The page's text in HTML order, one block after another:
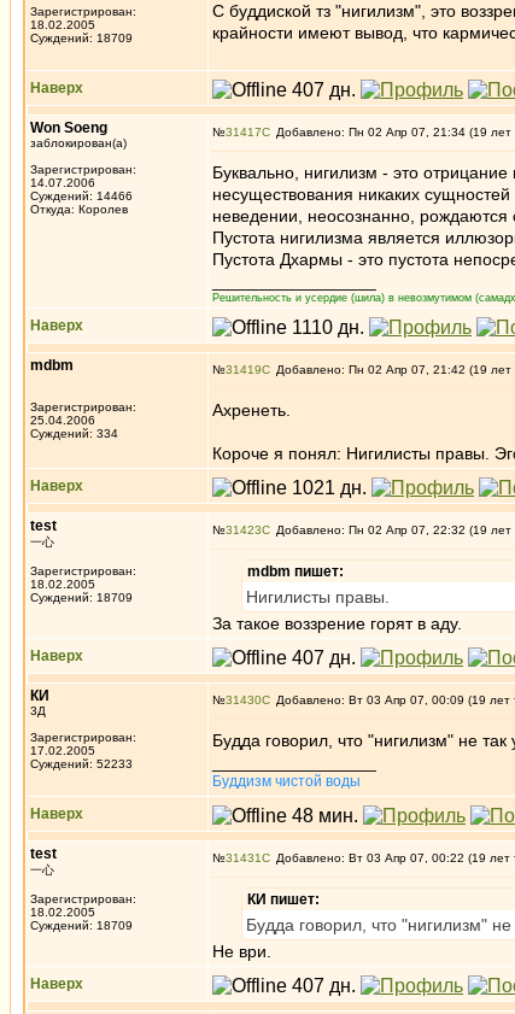
Зарегистрирован:
18.02.2005
Суждений: 18709
С буддиской тз "нигилизм", это
крайности имеют вывод, что
Наверх
Won Soeng
заблокирован(а)
Зарегистрирован:
14.07.2006
Суждений: 14466
Откуда: Королев
№31417 Добавлено: Пн 02 Апр 07, 21:34 (19 лет
Буквально, нигилизм - это
несуществования никаких
неведении, неосознанно,
Пустота нигилизма является
Пустота Дхармы - это пустота
Решительность и усердие (шила) в невозмутимом
Наверх
mdbm
Зарегистрирован:
25.04.2006
Суждений: 334
№31419 Добавлено: Пн 02 Апр 07, 21:42 (19 лет
Ахренеть.
Короче я понял: Нигилисты правы.
Наверх
test
一心
Зарегистрирован:
18.02.2005
Суждений: 18709
№31423 Добавлено: Пн 02 Апр 07, 22:32 (19 лет
mdbm пишет:
Нигилисты правы.
За такое воззрение горят в аду.
Наверх
КИ
3Д
Зарегистрирован:
17.02.2005
Суждений: 52233
№31430 Добавлено: Вт 03 Апр 07, 00:09 (19 лет
Будда говорил, что "нигилизм" не
Буддизм чистой воды
Наверх
test
一心
Зарегистрирован:
18.02.2005
Суждений: 18709
№31431 Добавлено: Вт 03 Апр 07, 00:22 (19 лет
КИ пишет:
Будда говорил, что "нигилизм"
Не ври.
Наверх